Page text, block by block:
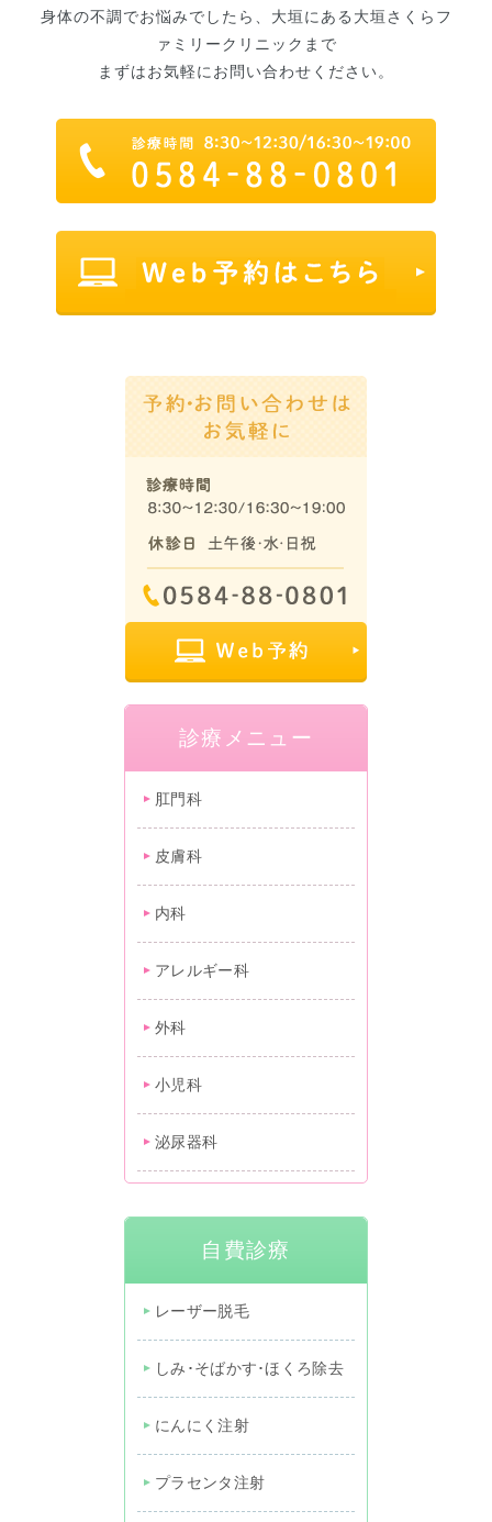
身体の不調でお悩みでしたら、大垣にある大垣さくらフ
ァミリークリニックまで
まずはお気軽にお問い合わせください。
診療メニュー
肛門科
皮膚科
内科
アレルギー科
外科
小児科
泌尿器科
自費診療
レーザー脱毛
しみ･そばかす･ほくろ除去
にんにく注射
プラセンタ注射